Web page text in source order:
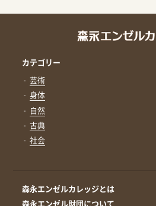
カテゴリー
芸術
身体
自然
古典
社会
森永エンゼルカレッジとは
森永エンゼル財団について